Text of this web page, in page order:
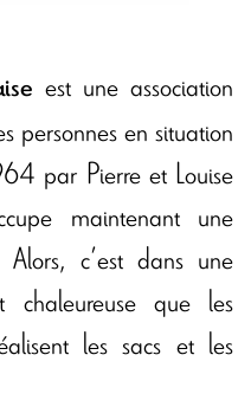
est une association
personnes en situation
par Pierre et Louise
maintenant une
c’est dans une
chaleureuse que les
les sacs et les